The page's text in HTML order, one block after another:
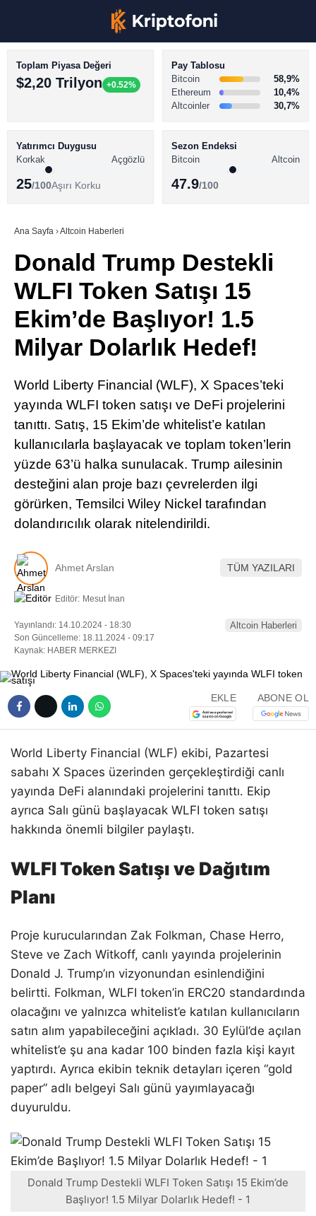
Youtube
TikTok
Telegram
BİTCOİN HABERLERİ
ALTCOİN HABERLERİ
SÖZLÜK
Toplam Piyasa Değeri
$2,20 Trilyon +0.52%
Pay Tablosu
Bitcoin
58,9%
Ethereum
10,4%
Altcoinler
30,7%
Yatırımcı Duygusu
Korkak
Açgözlü
25/100Aşırı Korku
Sezon Endeksi
Bitcoin
Altcoin
47.9/100
Ana Sayfa ›Altcoin Haberleri
Donald Trump Destekli
WLFI Token Satışı 15
Ekim’de Başlıyor! 1.5
Milyar Dolarlık Hedef!
World Liberty Financial (WLF), X Spaces’teki
yayında WLFI token satışı ve DeFi projelerini
tanıttı. Satış, 15 Ekim’de whitelist’e katılan
kullanıcılarla başlayacak ve toplam token’lerin
yüzde 63’ü halka sunulacak. Trump ailesinin
desteğini alan proje bazı çevrelerden ilgi
görürken, Temsilci Wiley Nickel tarafından
dolandırıcılık olarak nitelendirildi.
Ahmet Arslan TÜM YAZILARI
Editör: Mesut İnan
Yayınlandı: 14.10.2024 - 18:30
Son Güncelleme: 18.11.2024 - 09:17
Kaynak: HABER MERKEZI
Altcoin Haberleri
EKLE ABONE OL
World Liberty Financial (WLF) ekibi, Pazartesi
sabahı X Spaces üzerinden gerçekleştirdiği canlı
yayında DeFi alanındaki projelerini tanıttı. Ekip
ayrıca Salı günü başlayacak WLFI token satışı
hakkında önemli bilgiler paylaştı.
WLFI Token Satışı ve Dağıtım
Planı
Proje kurucularından Zak Folkman, Chase Herro,
Steve ve Zach Witkoff, canlı yayında projelerinin
Donald J. Trump’ın vizyonundan esinlendiğini
belirtti. Folkman, WLFI token’in ERC20 standardında
olacağını ve yalnızca whitelist’e katılan kullanıcıların
satın alım yapabileceğini açıkladı. 30 Eylül’de açılan
whitelist’e şu ana kadar 100 binden fazla kişi kayıt
yaptırdı. Ayrıca ekibin teknik detayları içeren “gold
paper” adlı belgeyi Salı günü yayımlayacağı
duyuruldu.
Donald Trump Destekli WLFI Token Satışı 15 Ekim’de
Başlıyor! 1.5 Milyar Dolarlık Hedef! - 1